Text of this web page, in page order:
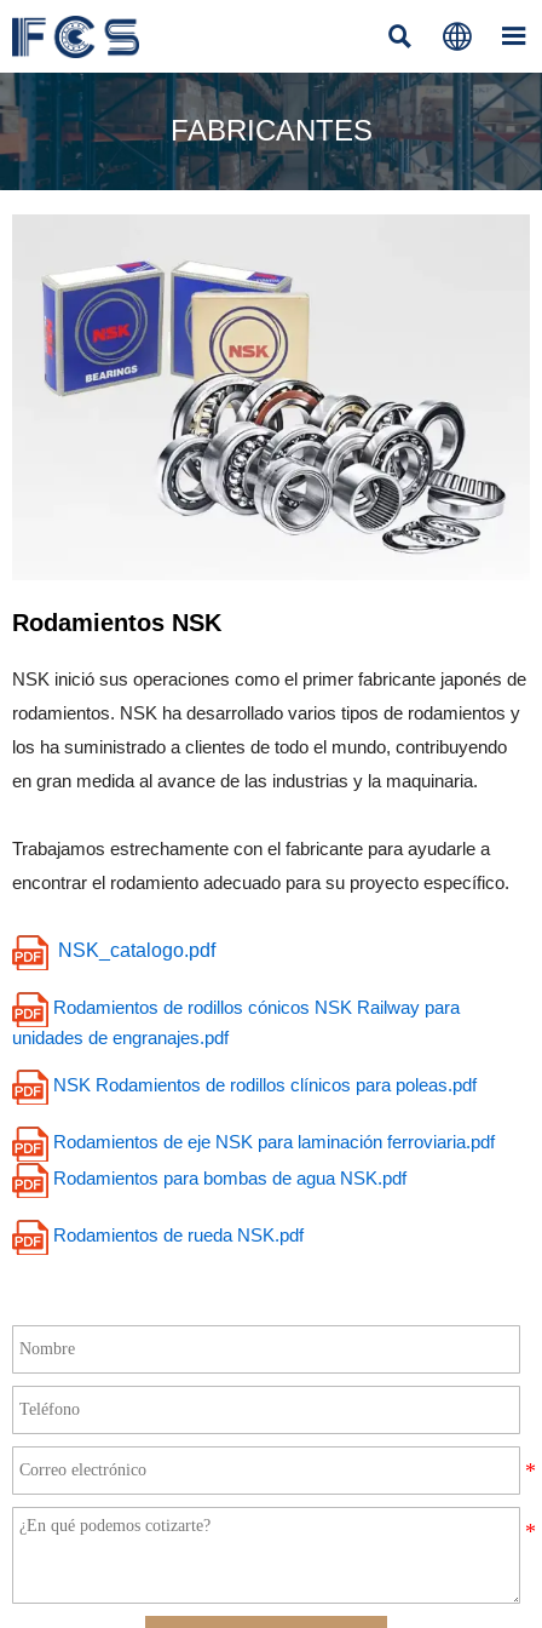
  
FABRICANTES
Rodamientos NSK
NSK inició sus operaciones como el primer fabricante japonés de
rodamientos. NSK ha desarrollado varios tipos de rodamientos y
los ha suministrado a clientes de todo el mundo, contribuyendo
en gran medida al avance de las industrias y la maquinaria.
Trabajamos estrechamente con el fabricante para ayudarle a
encontrar el rodamiento adecuado para su proyecto específico.
NSK_catalogo.pdf
Rodamientos de rodillos cónicos NSK Railway para
unidades de engranajes.pdf
NSK Rodamientos de rodillos clínicos para poleas.pdf
Rodamientos de eje NSK para laminación ferroviaria.pdf
Rodamientos para bombas de agua NSK.pdf
Rodamientos de rueda NSK.pdf